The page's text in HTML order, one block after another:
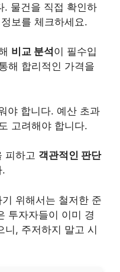
. 물건을 직접 확인하
보를 체크하세요.
비교 분석 이 필수입
해 합리적인 가격을
야 합니다. 예산 초과
도 고려해야 합니다.
피하고 객관적인 판단
.
위해서는 철저한 준
투자자들이 이미 경
니, 주저하지 말고 시